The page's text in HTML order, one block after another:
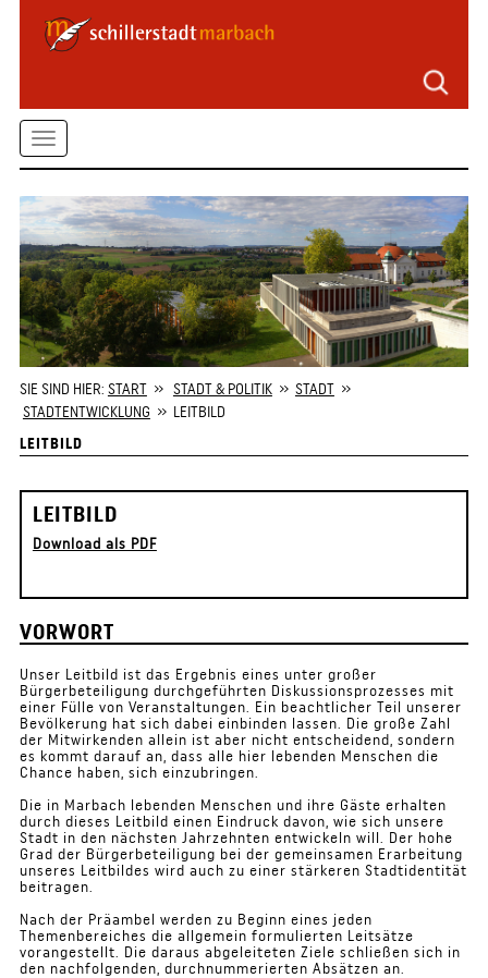
Seitenbereiche
springen
Zum
Inhalt
springen
Kontaktformular
springen
Zur
Startseite
springen
Toggle
SIE SIND HIER: START» STADT & POLITIK» STADT»
STADTENTWICKLUNG » LEITBILD
LEITBILD
LEITBILD
Download als PDF
VORWORT
Unser Leitbild ist das Ergebnis eines unter großer
Bürgerbeteiligung durchgeführten Diskussionsprozesses mit
einer Fülle von Veranstaltungen. Ein beachtlicher Teil unserer
Bevölkerung hat sich dabei einbinden lassen. Die große Zahl
der Mitwirkenden allein ist aber nicht entscheidend, sondern
es kommt darauf an, dass alle hier lebenden Menschen die
Chance haben, sich einzubringen.
Die in Marbach lebenden Menschen und ihre Gäste erhalten
durch dieses Leitbild einen Eindruck davon, wie sich unsere
Stadt in den nächsten Jahrzehnten entwickeln will. Der hohe
Grad der Bürgerbeteiligung bei der gemeinsamen Erarbeitung
unseres Leitbildes wird auch zu einer stärkeren Stadtidentität
beitragen.
Nach der Präambel werden zu Beginn eines jeden
Themenbereiches die allgemein formulierten Leitsätze
vorangestellt. Die daraus abgeleiteten Ziele schließen sich in
den nachfolgenden, durchnummerierten Absätzen an.